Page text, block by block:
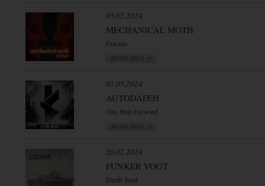
05.05.2024
MECHANICAL MOTH
Fractals
05.05.2024
AUTODAFEH
One Step Forward
20.02.2024
FUNKER VOGT
Death Seed